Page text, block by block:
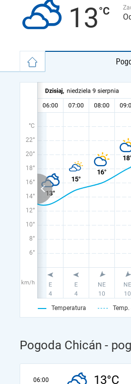
13
°C
22°
20°
18°
16°
14°
12°
10°
8°
6°
km/h
Temperatura
Pogoda Chicán -
06:00 13°C